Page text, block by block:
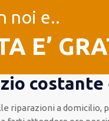
noi e..
E’
costante
riparazioni a domicilio,